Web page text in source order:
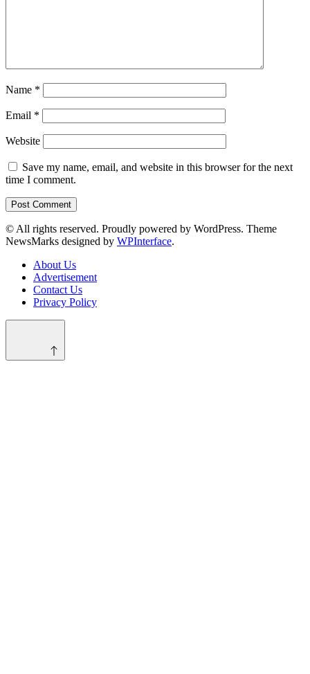
Name *
Email *
Website
Save my name, email, and website in this browser for the next
time I comment.
© All rights reserved. Proudly powered by WordPress. Theme
NewsMarks designed by WPInterface.
About Us
Advertisement
Contact Us
Privacy Policy